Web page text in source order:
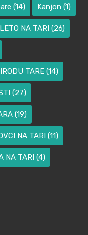
(14) Kanjon (1)
LETO NA TARI (26)
TARE (14)
(27)
(19)
NA TARI (11)
NA TARI (4)